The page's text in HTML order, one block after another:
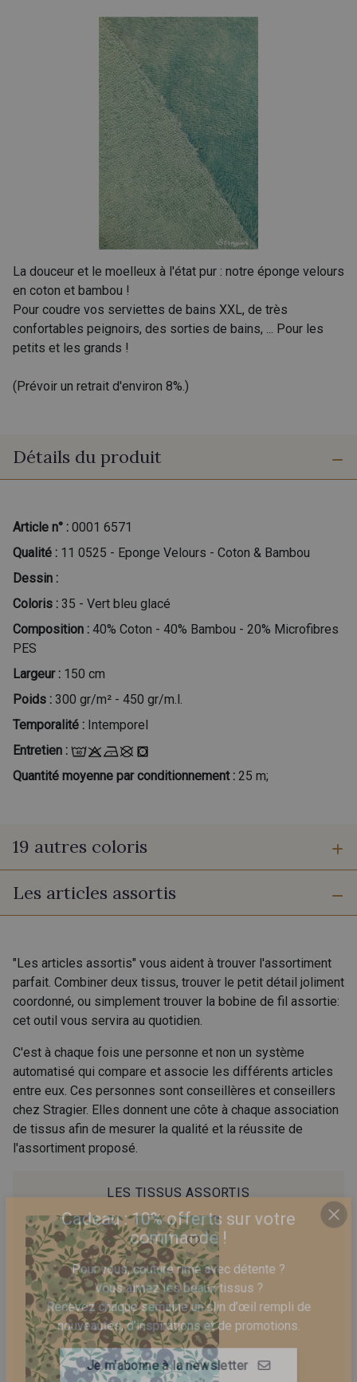
La douceur et le moelleux à l'état pur : notre éponge velours
en coton et bambou !
Pour coudre vos serviettes de bains XXL, de très
confortables peignoirs, des sorties de bains, ... Pour les
petits et les grands !
(Prévoir un retrait d'environ 8%.)
Détails du produit
Article n° : 0001 6571
Qualité : 11 0525 - Eponge Velours - Coton & Bambou
Dessin :
Coloris : 35 - Vert bleu glacé
Composition :
PES
Largeur : 150 cm
Poids : 300 gr/m² - 450 gr/m.l.
Temporalité : Intemporel
Entretien :
Quantité moyenne par conditionnement : 25 m;
19 autres coloris
47 - Ficelle
10 - Blanc 33 - Gris Argent
40 - Gris Acier 41 - Bleu Indigo
32 - Bleu Azur 44 - Marine
36 - Rose des Sables
37 - Vieux Rose 39 - Vert Bouteille
38 - Vert Pin 22 - Ivoire
34 - Vert Menthe 45 - Jaune Soleil
Les articles assortis
"Les articles assortis" vous aident à trouver l'assortiment
parfait. Combiner deux tissus, trouver le petit détail joliment
coordonné, ou simplement trouver la bobine de fil assortie:
cet outil vous servira au quotidien.
C'est à chaque fois une personne et non un système
automatisé qui compare et associe les différents articles
entre eux. Ces personnes sont conseillères et conseillers
chez Stragier. Elles donnent une côte à chaque association
de tissus afin de mesurer la qualité et la réussite de
l'assortiment proposé.
LES TISSUS ASSORTIS
Cadeau : 10% offerts sur votre
commande !
Pour vous, couture rime avec détente ?
Vous aimez les beaux tissus ?
Recevez chaque semaine un clin d’œil rempli de
nouveautés, d’inspirations et de promotions.